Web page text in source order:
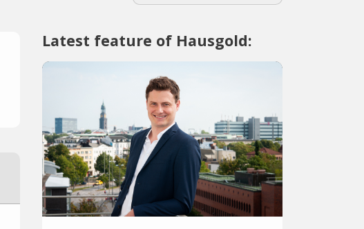
Latest feature of Hausgold: